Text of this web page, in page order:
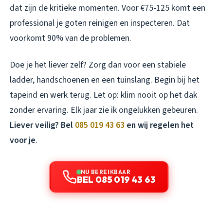
dat zijn de kritieke momenten. Voor €75-125 komt een
professional je goten reinigen en inspecteren. Dat
voorkomt 90% van de problemen.
Doe je het liever zelf? Zorg dan voor een stabiele
ladder, handschoenen en een tuinslang. Begin bij het
tapeind en werk terug. Let op: klim nooit op het dak
zonder ervaring. Elk jaar zie ik ongelukken gebeuren.
Liever veilig? Bel 085 019 43 63 en wij regelen het
voor je.
NU BEREIKBAAR
BEL 085 019 43 63